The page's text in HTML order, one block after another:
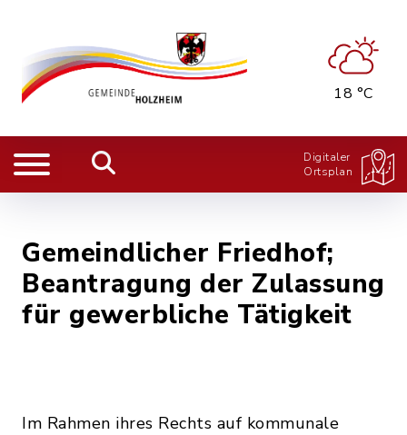
18 °C
Digitaler
Ortsplan
Gemeindlicher Friedhof;
Beantragung der Zulassung
für gewerbliche Tätigkeit
Im Rahmen ihres Rechts auf kommunale